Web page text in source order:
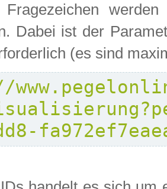
Dabei ist der
(es sind